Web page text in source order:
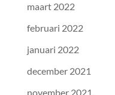
maart 2022
februari 2022
januari 2022
december 2021
november 2021